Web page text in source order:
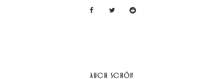
AUCH SCHÖN